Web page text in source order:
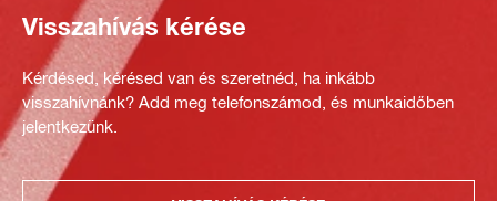
Visszahívás kérése
Kérdésed, kérésed van és szeretnéd, ha inkább
visszahívnánk? Add meg telefonszámod, és munkaidőben
jelentkezünk.